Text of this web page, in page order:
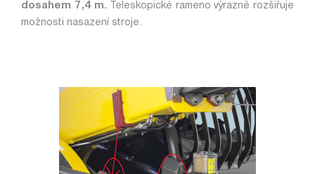
dosahem 7,4 m. Teleskopické rameno výrazně rozšiřuje
možnosti nasazení stroje.